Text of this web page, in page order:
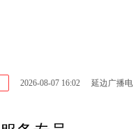
2026-08-07 16:02 延边广播